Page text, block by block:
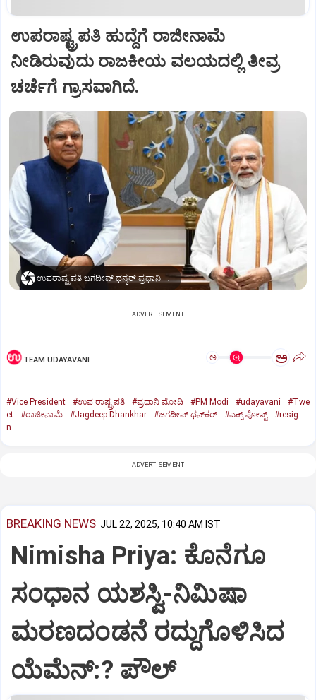
ಉಪರಾಷ್ಟ್ರಪತಿ ಹುದ್ದೆಗೆ ರಾಜೀನಾಮೆ
ನೀಡಿರುವುದು ರಾಜಕೀಯ ವಲಯದಲ್ಲಿ ತೀವ್ರ
ಚರ್ಚೆಗೆ ಗ್ರಾಸವಾಗಿದೆ.
ಉಪರಾಷ್ಟ್ರಪತಿ ಜಗದೀಪ್‌ ಧನ್ಕರ್-ಪ್ರಧಾನಿ ಮೋದಿ
ADVERTISEMENT
TEAM UDAYAVANI ಅ ಅ
#Vice President #ಉಪ ರಾಷ್ಟ್ರಪತಿ #ಪ್ರಧಾನಿ ಮೋದಿ #PM Modi #udayavani
#Twe
et
#ರಾಜೀನಾಮೆ #Jagdeep Dhankhar #ಜಗದೀಪ್‌ ಧನ್‌ಕರ್‌ #ಎಕ್ಸ್‌ ಪೋಸ್ಟ್
#resig
n
ADVERTISEMENT
BREAKING NEWS JUL 22, 2025, 10:40 AM IST
Nimisha Priya: ಕೊನೆಗೂ
ಸಂಧಾನ ಯಶಸ್ವಿ-ನಿಮಿಷಾ
ಮರಣದಂಡನೆ ರದ್ದುಗೊಳಿಸಿದ
ಯೆಮೆನ್:? ಪೌಲ್